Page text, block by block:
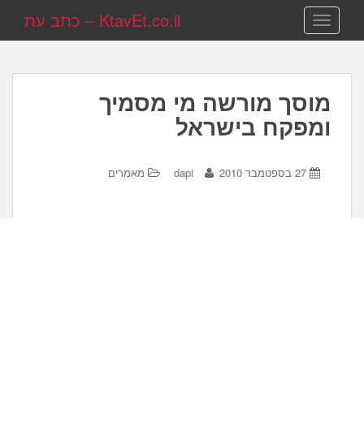
TOGGLE NAVIGATION KtavEt.co.il – כתב עת
מוסך מורשה מי מסמיך
ומפקח בישראל
27 בספטמבר 2010 dapi מאמרים